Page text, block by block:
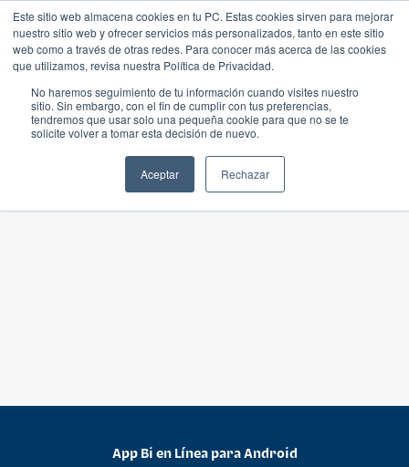
Este sitio web almacena cookies en tu PC. Estas cookies sirven para mejorar
nuestro sitio web y ofrecer servicios más personalizados, tanto en este sitio
web como a través de otras redes. Para conocer más acerca de las cookies
que utilizamos, revisa nuestra Política de Privacidad.
No haremos seguimiento de tu información cuando visites nuestro
sitio. Sin embargo, con el fin de cumplir con tus preferencias,
tendremos que usar solo una pequeña cookie para que no se te
solicite volver a tomar esta decisión de nuevo.
Aceptar Rechazar
App Bi en Línea para Android